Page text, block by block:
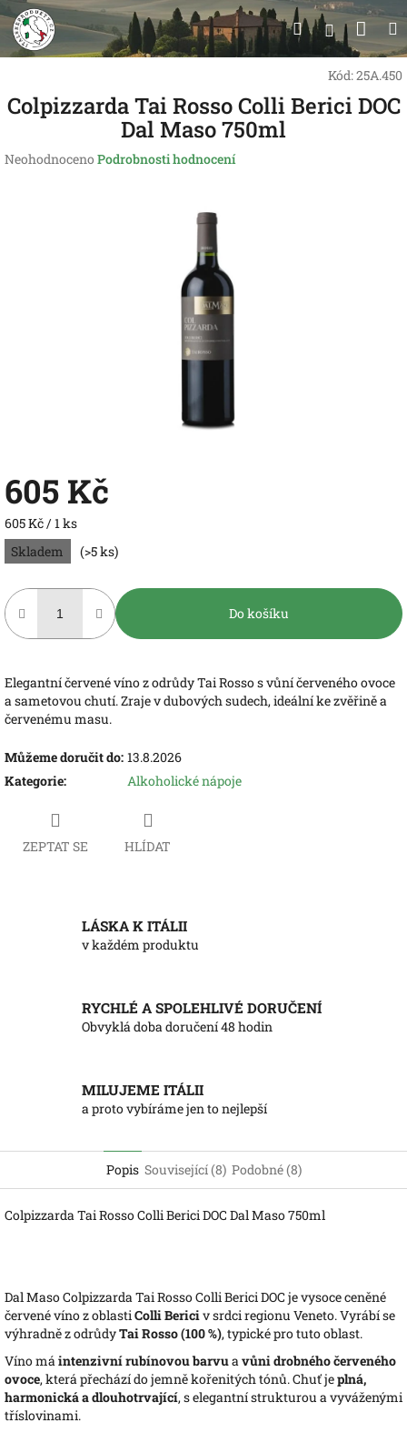
Přejít
na
obsah
Hledat
Kód:25A.450
Colpizzarda Tai Rosso Colli Berici DOC
Dal Maso 750ml
Průměrné
Neohodnoceno Podrobnosti hodnocení
605 Kč
Měrná
cena:
605 Kč / 1 ks
Skladem
(>5 ks)
Do košíku
Elegantní červené víno z odrůdy Tai Rosso s vůní červeného ovoce
a sametovou chutí. Zraje v dubových sudech, ideální ke zvěřině a
červenému masu.
Můžeme doručit do: 13.8.2026
Kategorie: Alkoholické nápoje
ZEPTAT SE HLÍDAT
LÁSKA K ITÁLII
v každém produktu
RYCHLÉ A SPOLEHLIVÉ DORUČENÍ
Obvyklá doba doručení 48 hodin
MILUJEME ITÁLII
a proto vybíráme jen to nejlepší
Popis Související (8) Podobné (8)
Colpizzarda Tai Rosso Colli Berici DOC Dal Maso 750ml
Dal Maso Colpizzarda Tai Rosso Colli Berici DOC je vysoce ceněné
červené víno z oblastiColli Bericiv srdci regionu Veneto. Vyrábí se
výhradně z odrůdyTai Rosso (100 %), typické pro tuto oblast.
Víno máintenzivní rubínovou barvuavůni drobného červeného
ovoce, která přechází do jemně kořenitých tónů. Chuť jeplná,
harmonická a dlouhotrvající, s elegantní strukturou a vyváženými
tříslovinami.